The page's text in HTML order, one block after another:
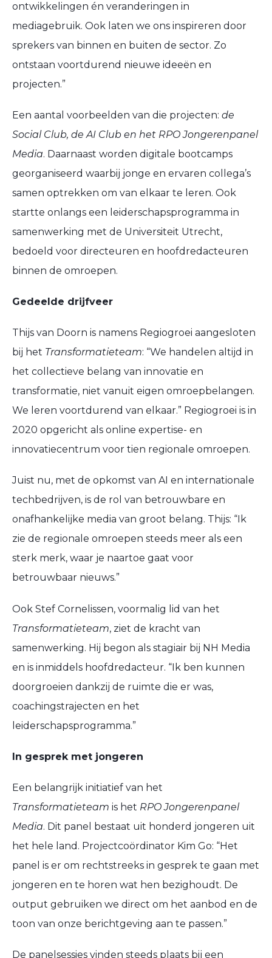
ontwikkelingen én veranderingen in
mediagebruik. Ook laten we ons inspireren door
sprekers van binnen en buiten de sector. Zo
ontstaan voortdurend nieuwe ideeën en
projecten.”
Een aantal voorbeelden van die projecten: de
Social Club, de AI Club en het RPO Jongerenpanel
Media. Daarnaast worden digitale bootcamps
georganiseerd waarbij jonge en ervaren collega’s
samen optrekken om van elkaar te leren. Ook
startte onlangs een leiderschapsprogramma in
samenwerking met de Universiteit Utrecht,
bedoeld voor directeuren en hoofdredacteuren
binnen de omroepen.
Gedeelde drijfveer
Thijs van Doorn is namens Regiogroei aangesloten
bij het Transformatieteam: “We handelen altijd in
het collectieve belang van innovatie en
transformatie, niet vanuit eigen omroepbelangen.
We leren voortdurend van elkaar.” Regiogroei is in
2020 opgericht als online expertise- en
innovatiecentrum voor tien regionale omroepen.
Juist nu, met de opkomst van AI en internationale
techbedrijven, is de rol van betrouwbare en
onafhankelijke media van groot belang. Thijs: “Ik
zie de regionale omroepen steeds meer als een
sterk merk, waar je naartoe gaat voor
betrouwbaar nieuws.”
Ook Stef Cornelissen, voormalig lid van het
Transformatieteam, ziet de kracht van
samenwerking. Hij begon als stagiair bij NH Media
en is inmiddels hoofdredacteur. “Ik ben kunnen
doorgroeien dankzij de ruimte die er was,
coachingstrajecten en het
leiderschapsprogramma.”
In gesprek met jongeren
Een belangrijk initiatief van het
Transformatieteam is het RPO Jongerenpanel
Media. Dit panel bestaat uit honderd jongeren uit
het hele land. Projectcoördinator Kim Go: “Het
panel is er om rechtstreeks in gesprek te gaan met
jongeren en te horen wat hen bezighoudt. De
output gebruiken we direct om het aanbod en de
toon van onze berichtgeving aan te passen.”
De panelsessies vinden steeds plaats bij een